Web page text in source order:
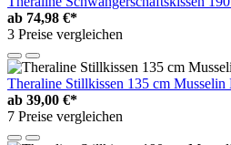
ab 74,98 €*
3 Preise vergleichen
Theraline Stillkissen 135 cm Musselin
ab 39,00 €*
7 Preise vergleichen